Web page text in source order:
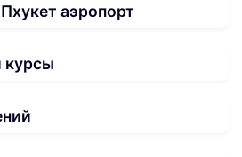
аэропорт
курсы